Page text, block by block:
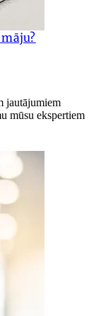
jautājumiem
mūsu ekspertiem